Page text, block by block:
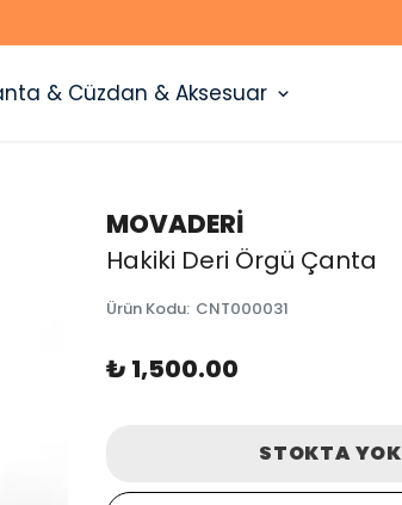
& Cüzdan & Aksesuar
MOVADERİ
Hakiki Deri Örgü Çanta
Ürün Kodu: CNT000031
₺ 1,500.00
STOKTA YOK